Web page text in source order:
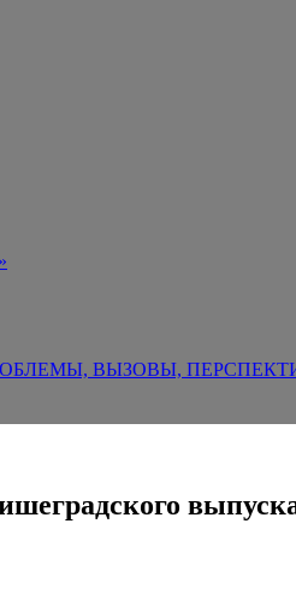
ВЫЗОВЫ,